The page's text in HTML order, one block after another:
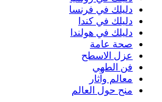
دليلك في فرنسا
دليلك في كندا
دليلك في هولندا
صحة عامة
عزل الاسطح
فن الطهي
معالم وآثار
منح حول العالم